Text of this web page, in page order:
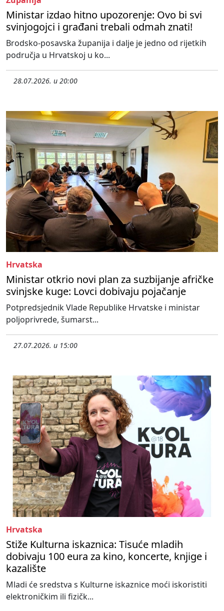
Ministar izdao hitno upozorenje: Ovo bi svi
svinjogojci i građani trebali odmah znati!
Brodsko-posavska županija i dalje je jedno od rijetkih
područja u Hrvatskoj u ko...
28.07.2026. u 20:00
Hrvatska
Ministar otkrio novi plan za suzbijanje afričke
svinjske kuge: Lovci dobivaju pojačanje
Potpredsjednik Vlade Republike Hrvatske i ministar
poljoprivrede, šumarst...
27.07.2026. u 15:00
Hrvatska
Stiže Kulturna iskaznica: Tisuće mladih
dobivaju 100 eura za kino, koncerte, knjige i
kazalište
Mladi će sredstva s Kulturne iskaznice moći iskoristiti
elektroničkim ili fizičk...